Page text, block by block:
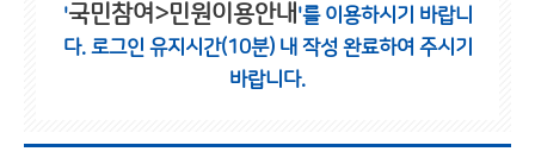
'국민참여>민원이용안내 '를 이용하시기 바랍니
다. 로그인 유지시간(10분) 내 작성 완료하여 주시기
바랍니다.